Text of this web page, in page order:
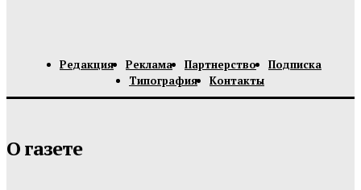
Редакция Реклама Партнерство
Подписка
Типография
Контакты
О газете